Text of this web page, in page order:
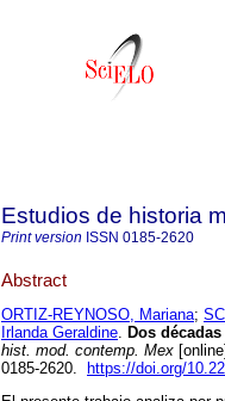
Estudios de historia
Print version ISSN 0185-2620
Abstract
ORTIZ-REYNOSO, Mariana;
Irlanda Geraldine. Dos
hist. mod. contemp. Mex
0185-2620.
https://doi.org/